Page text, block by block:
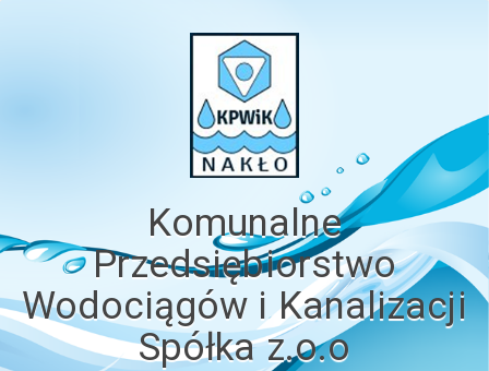
Komunalne
Przedsiębiorstwo
Wodociągów i Kanalizacji
Spółka z.o.o